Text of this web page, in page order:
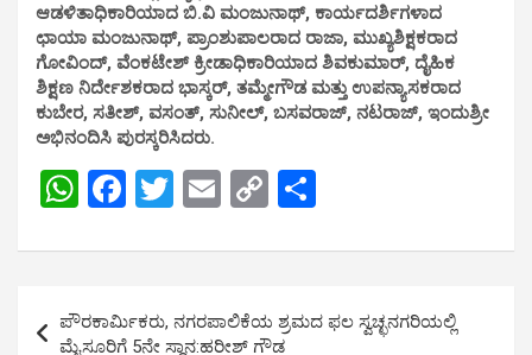
ಆಡಳಿತಾಧಿಕಾರಿಯಾದ ಬಿ.ವಿ ಮಂಜುನಾಥ್, ಕಾರ್ಯದರ್ಶಿಗಳಾದ
ಛಾಯಾ ಮಂಜುನಾಥ್, ಪ್ರಾಂಶುಪಾಲರಾದ ರಾಜಾ, ಮುಖ್ಯಶಿಕ್ಷಕರಾದ
ಗೋವಿಂದ್, ವೆಂಕಟೇಶ್ ಕ್ರೀಡಾಧಿಕಾರಿಯಾದ ಶಿವಕುಮಾರ್, ದೈಹಿಕ
ಶಿಕ್ಷಣ ನಿರ್ದೇಶಕರಾದ ಭಾಸ್ಕರ್, ತಮ್ಮೇಗೌಡ ಮತ್ತು ಉಪನ್ಯಾಸಕರಾದ
ಕುಬೇರ, ಸತೀಶ್, ವಸಂತ್, ಸುನೀಲ್, ಬಸವರಾಜ್, ನಟರಾಜ್, ಇಂದುಶ್ರೀ
ಅಭಿನಂದಿಸಿ ಪುರಸ್ಕರಿಸಿದರು.
W
at
s
A
F
ce
b
o
T
tt
er
E
ail
C
py
Li
n
ar
e
navigation
ಪೌರಕಾರ್ಮಿಕರು, ನಗರಪಾಲಿಕೆಯ ಶ್ರಮದ ಫಲ ಸ್ವಚ್ಛನಗರಿಯಲ್ಲಿ
ಮೈಸೂರಿಗೆ 5ನೇ ಸ್ಥಾನ:ಹರೀಶ್ ಗೌಡ